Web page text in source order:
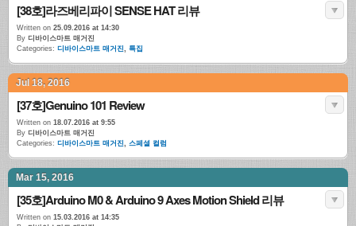
[38호]라즈베리파이 SENSE HAT 리뷰
Written on 25.09.2016 at 14:30
By 디바이스마트 매거진
Categories: 디바이스마트 매거진, 특집
Jul 18, 2016
[37호]Genuino 101 Review
Written on 18.07.2016 at 9:55
By 디바이스마트 매거진
Categories: 디바이스마트 매거진, 스페셜 컬럼
Mar 15, 2016
[35호]Arduino M0 & Arduino 9 Axes Motion Shield 리뷰
Written on 15.03.2016 at 14:35